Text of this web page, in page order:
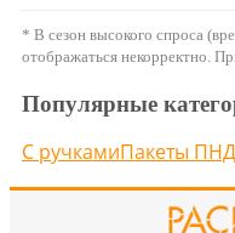
* В сезон высокого спроса
отображаться некорректно.
Популярные
С ручкамиПакеты ПНД